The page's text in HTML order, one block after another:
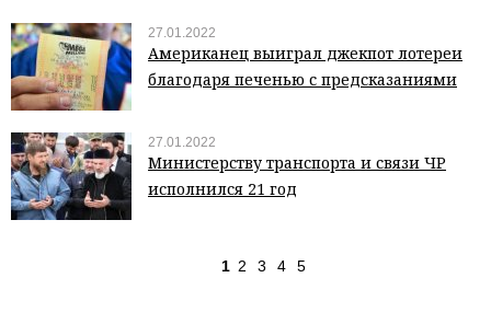
27.01.2022
Американец выиграл джекпот лотереи
благодаря печенью с предсказаниями
27.01.2022
Министерству транспорта и связи ЧР
исполнился 21 год
1 2 3 4 5